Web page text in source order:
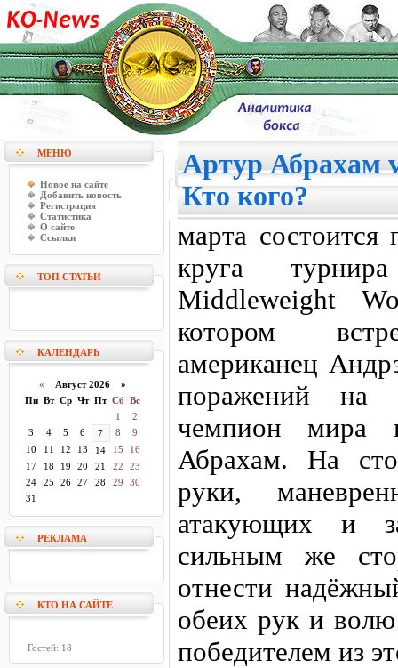
МЕНЮ
Новое на сайте
Добавить новость
Регистрация
Статистика
О сайте
Ссылки
ТОП СТАТЬИ
КАЛЕНДАРЬ
« Август 2026 »
Пн Вт Ср Чт Пт Сб Вс
1
2
3
4 5 6 7 8
9
10
11 12 13 14 15
16
17
18 19 20 21 22
23
24
25 26 27 28 29
30
31
РЕКЛАМА
КТО НА САЙТЕ
Гостей: 18
Артур Абрахам
Кто кого?
марта состоится
круга
Middleweight
котором
американец
поражений на
чемпион мира
Абрахам. На
руки,
атакующих и
сильным же
отнести
обеих рук и
победителем из